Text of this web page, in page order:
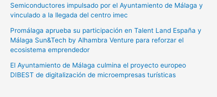
Semiconductores impulsado por el Ayuntamiento de Málaga y
vinculado a la llegada del centro imec
Promálaga aprueba su participación en Talent Land España y
Málaga Sun&Tech by Alhambra Venture para reforzar el
ecosistema emprendedor
El Ayuntamiento de Málaga culmina el proyecto europeo
DIBEST de digitalización de microempresas turísticas